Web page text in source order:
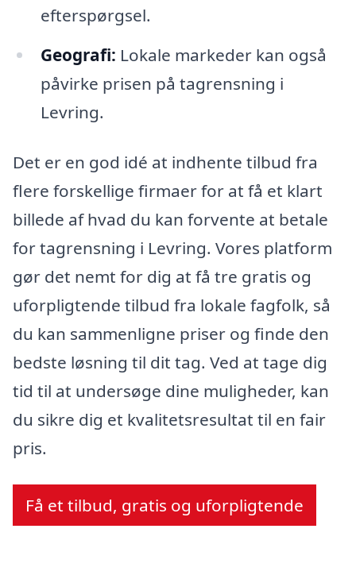
efterspørgsel.
Geografi: Lokale markeder kan også
påvirke prisen på tagrensning i
Levring.
Det er en god idé at indhente tilbud fra
flere forskellige firmaer for at få et klart
billede af hvad du kan forvente at betale
for tagrensning i Levring. Vores platform
gør det nemt for dig at få tre gratis og
uforpligtende tilbud fra lokale fagfolk, så
du kan sammenligne priser og finde den
bedste løsning til dit tag. Ved at tage dig
tid til at undersøge dine muligheder, kan
du sikre dig et kvalitetsresultat til en fair
pris.
Få et tilbud, gratis og uforpligtende